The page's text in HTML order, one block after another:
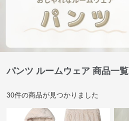
パンツ ルームウェア 商品一覧
30件の商品が見つかりました